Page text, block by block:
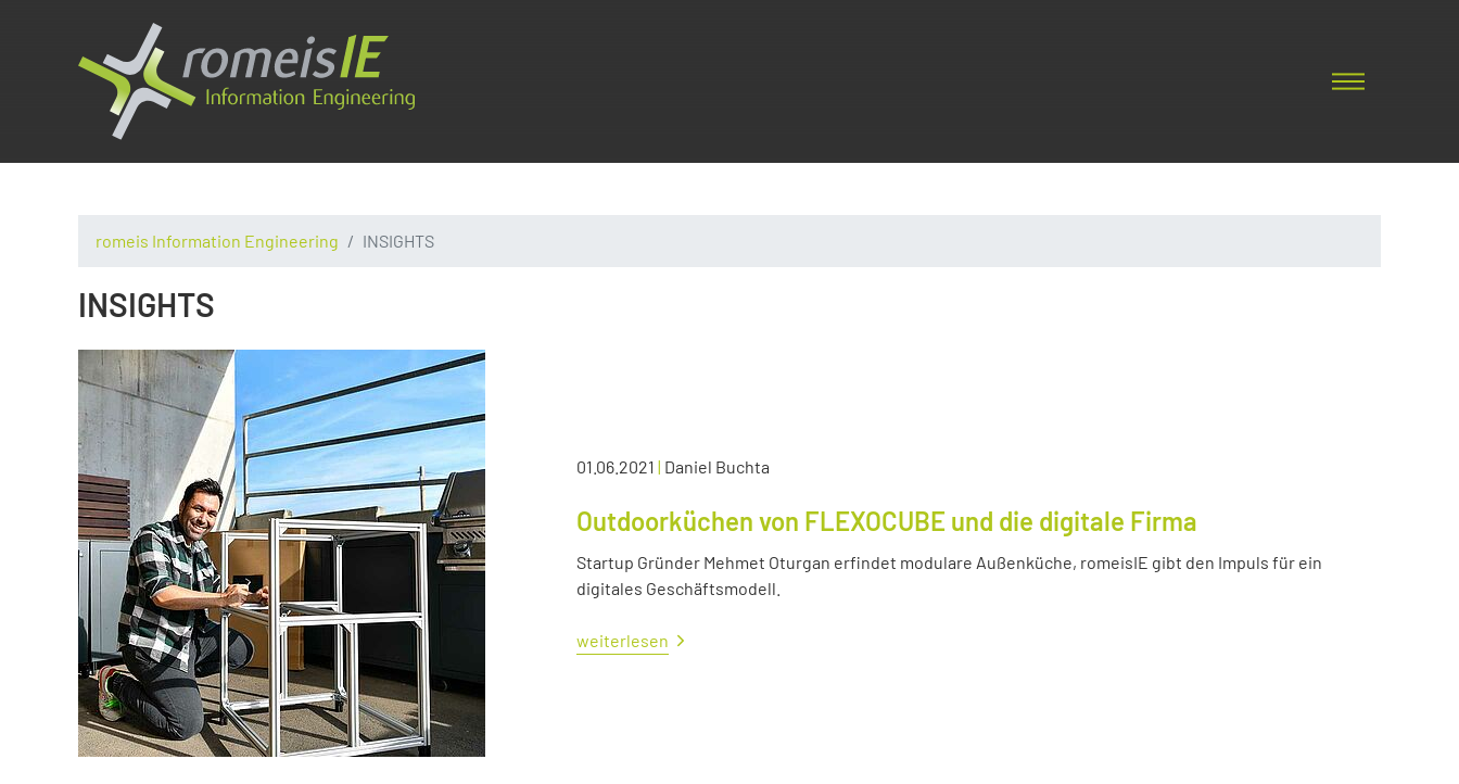
romeis Information Engineering INSIGHTS
INSIGHTS
01.06.2021 | Daniel Buchta
Outdoorküchen von FLEXOCUBE und die digitale Firma
Startup Gründer Mehmet Oturgan erfindet modulare Außenküche, romeisIE gibt den Impuls für ein
digitales Geschäftsmodell.
weiterlesen